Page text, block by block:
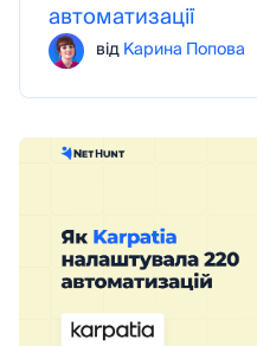
автоматизації
відКарина Попова